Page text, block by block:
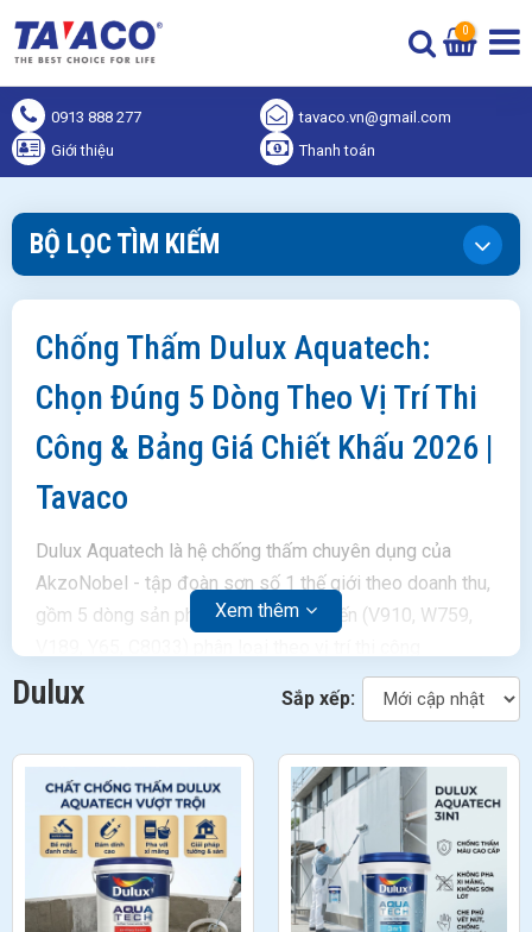
0
0913 888 277
tavaco.vn@gmail.com
Giới thiệu
Thanh toán
BỘ LỌC TÌM KIẾM
Chống Thấm Dulux Aquatech:
Chọn Đúng 5 Dòng Theo Vị Trí Thi
Công & Bảng Giá Chiết Khấu 2026 |
Tavaco
Dulux Aquatech là hệ chống thấm chuyên dụng của
AkzoNobel - tập đoàn sơn số 1 thế giới theo doanh thu,
gồm 5 dòng sản phẩm polymer cải tiến (V910, W759,
sàn/tường và khả năng chịu tải, đạt tiêu chuẩn chống
thấm ngoài trời của AkzoNobel Global. Khác với sơn
Aquatech tạo màng polymer dày ngăn nước thẩm thấu ở
mức áp lực nước liên tục.
Xem thêm
Dulux Sắp xếp: